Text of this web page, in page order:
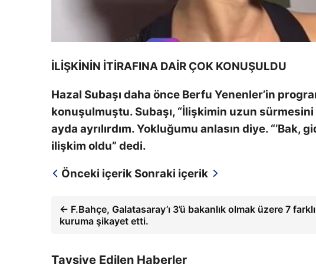
İLİŞKİNİN İTİRAFINA DAİR ÇOK KONUŞULDU
Hazal Subaşı daha önce Berfu Yenenler’in
konuşulmuştu. Subaşı, “İlişkimin uzun
ayda ayrılırdım. Yokluğumu anlasın diye. “’Bak,
ilişkim oldu” dedi.
Önceki içerik Sonraki içerik
← F.Bahçe, Galatasaray’ı 3’ü bakanlık olmak üzere 7 farklı
kuruma şikayet etti.
Tavsiye Edilen Haberler